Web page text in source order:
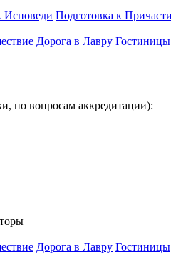
Исповеди Подготовка к
Дорога в Лавру Гостиницы
по вопросам аккредитации):
Дорога в Лавру Гостиницы